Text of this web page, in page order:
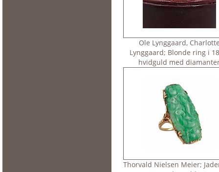
Ole Lynggaard,
Lynggaard; Blonde ring i
hvidguld med
Thorvald Nielsen Meier;